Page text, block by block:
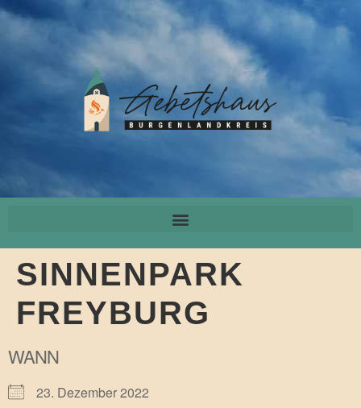
SINNENPARK
FREYBURG
WANN
23. Dezember 2022